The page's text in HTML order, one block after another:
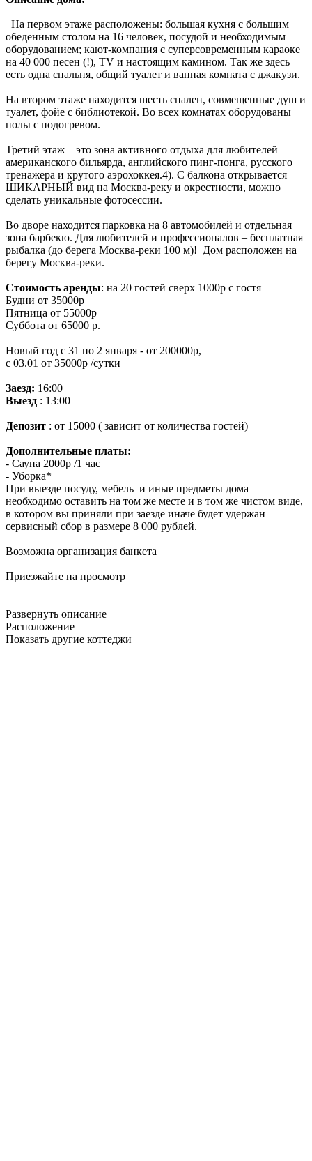
На первом этаже расположены: большая кухня с большим
обеденным столом на 16 человек, посудой и необходимым
оборудованием; кают-компания с суперсовременным караоке
на 40 000 песен (!), TV и настоящим камином. Так же здесь
есть одна спальня, общий туалет и ванная комната с джакузи.
На втором этаже находится шесть спален, совмещенные душ и
туалет, фойе с библиотекой. Во всех комнатах оборудованы
полы с подогревом.
Третий этаж – это зона активного отдыха для любителей
американского бильярда, английского пинг-понга, русского
тренажера и крутого аэрохоккея.4). С балкона открывается
ШИКАРНЫЙ вид на Москва-реку и окрестности, можно
сделать уникальные фотосессии.
Во дворе находится парковка на 8 автомобилей и отдельная
зона барбекю. Для любителей и профессионалов – бесплатная
рыбалка (до берега Москва-реки 100 м)! Дом расположен на
берегу Москва-реки.
Стоимость аренды: на 20 гостей сверх 1000р с гостя
Будни от 35000р
Пятница от 55000р
Суббота от 65000 р.
Новый год с 31 по 2 января - от 200000р,
с 03.01 от 35000р /сутки
Заезд: 16:00
Выезд : 13:00
Депозит : от 15000 ( зависит от количества гостей)
Дополнительные платы:
- Сауна 2000р /1 час
- Уборка*
При выезде посуду, мебель и иные предметы дома
необходимо оставить на том же месте и в том же чистом виде,
в котором вы приняли при заезде иначе будет удержан
сервисный сбор в размере 8 000 рублей.
Возможна организация банкета
Приезжайте на просмотр
Развернуть описание
Расположение
Показать другие коттеджи